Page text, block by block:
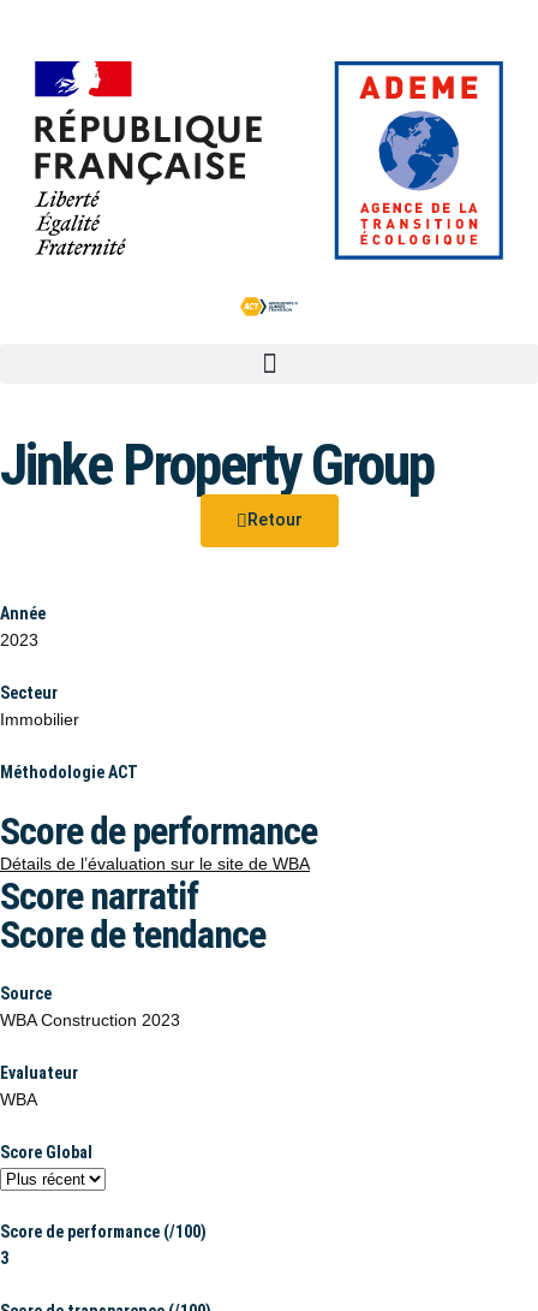
Jinke Property Group
Retour
Année
2023
Secteur
Immobilier
Méthodologie ACT
Score de performance
Détails de l’évaluation sur le site de WBA
Score narratif
Score de tendance
Source
WBA Construction 2023
Evaluateur
WBA
Score Global
Score de performance (/100)
3